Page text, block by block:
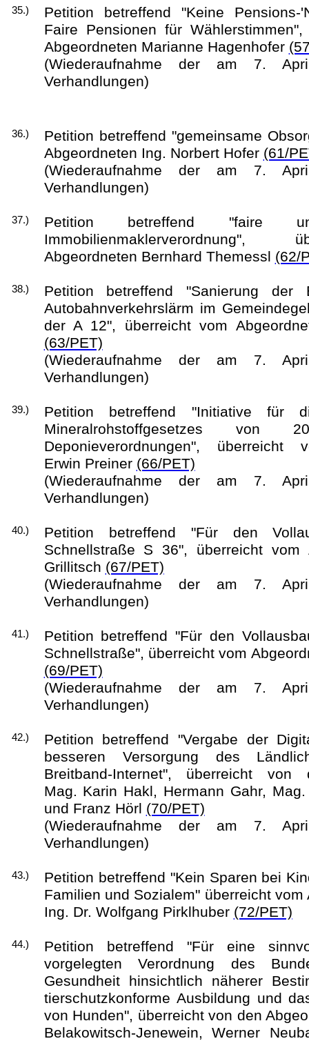
35.)
Petition betreffend "Keine Pensions-
Faire Pensionen für
Abgeordneten Marianne Hagenhofer
(Wiederaufnahme der am 7.
Verhandlungen)
36.)
Petition betreffend "gemeinsame
Abgeordneten Ing. Norbert Hofer (61/
(Wiederaufnahme der am 7.
Verhandlungen)
37.)
Petition betreffend "faire
Abgeordneten Bernhard Themessl (62/
38.)
Petition betreffend "Sanierung der
Autobahnverkehrslärm im
der A 12", überreicht vom
(63/PET)
(Wiederaufnahme der am 7.
Verhandlungen)
39.)
Petition betreffend "Initiative für
Mineralrohstoffgesetzes
Deponieverordnungen", überreicht
Erwin Preiner (66/PET)
(Wiederaufnahme der am 7.
Verhandlungen)
40.)
Petition betreffend "Für den
Schnellstraße S 36", überreicht vom
Grillitsch (67/PET)
(Wiederaufnahme der am 7.
Verhandlungen)
41.)
Petition betreffend "Für den
Schnellstraße", überreicht vom
(69/PET)
(Wiederaufnahme der am 7.
Verhandlungen)
42.)
Petition betreffend "Vergabe der
besseren Versorgung des
Breitband-Internet", überreicht von
Mag. Karin Hakl, Hermann Gahr,
und Franz Hörl (70/PET)
(Wiederaufnahme der am 7.
Verhandlungen)
43.)
Petition betreffend "Kein Sparen bei
Familien und Sozialem" überreicht vom
Ing. Dr. Wolfgang Pirklhuber (72/PET)
44.)
Petition betreffend "Für eine
vorgelegten Verordnung des
Gesundheit hinsichtlich näherer
tierschutzkonforme Ausbildung und
von Hunden", überreicht von den
Belakowitsch-Jenewein, Werner